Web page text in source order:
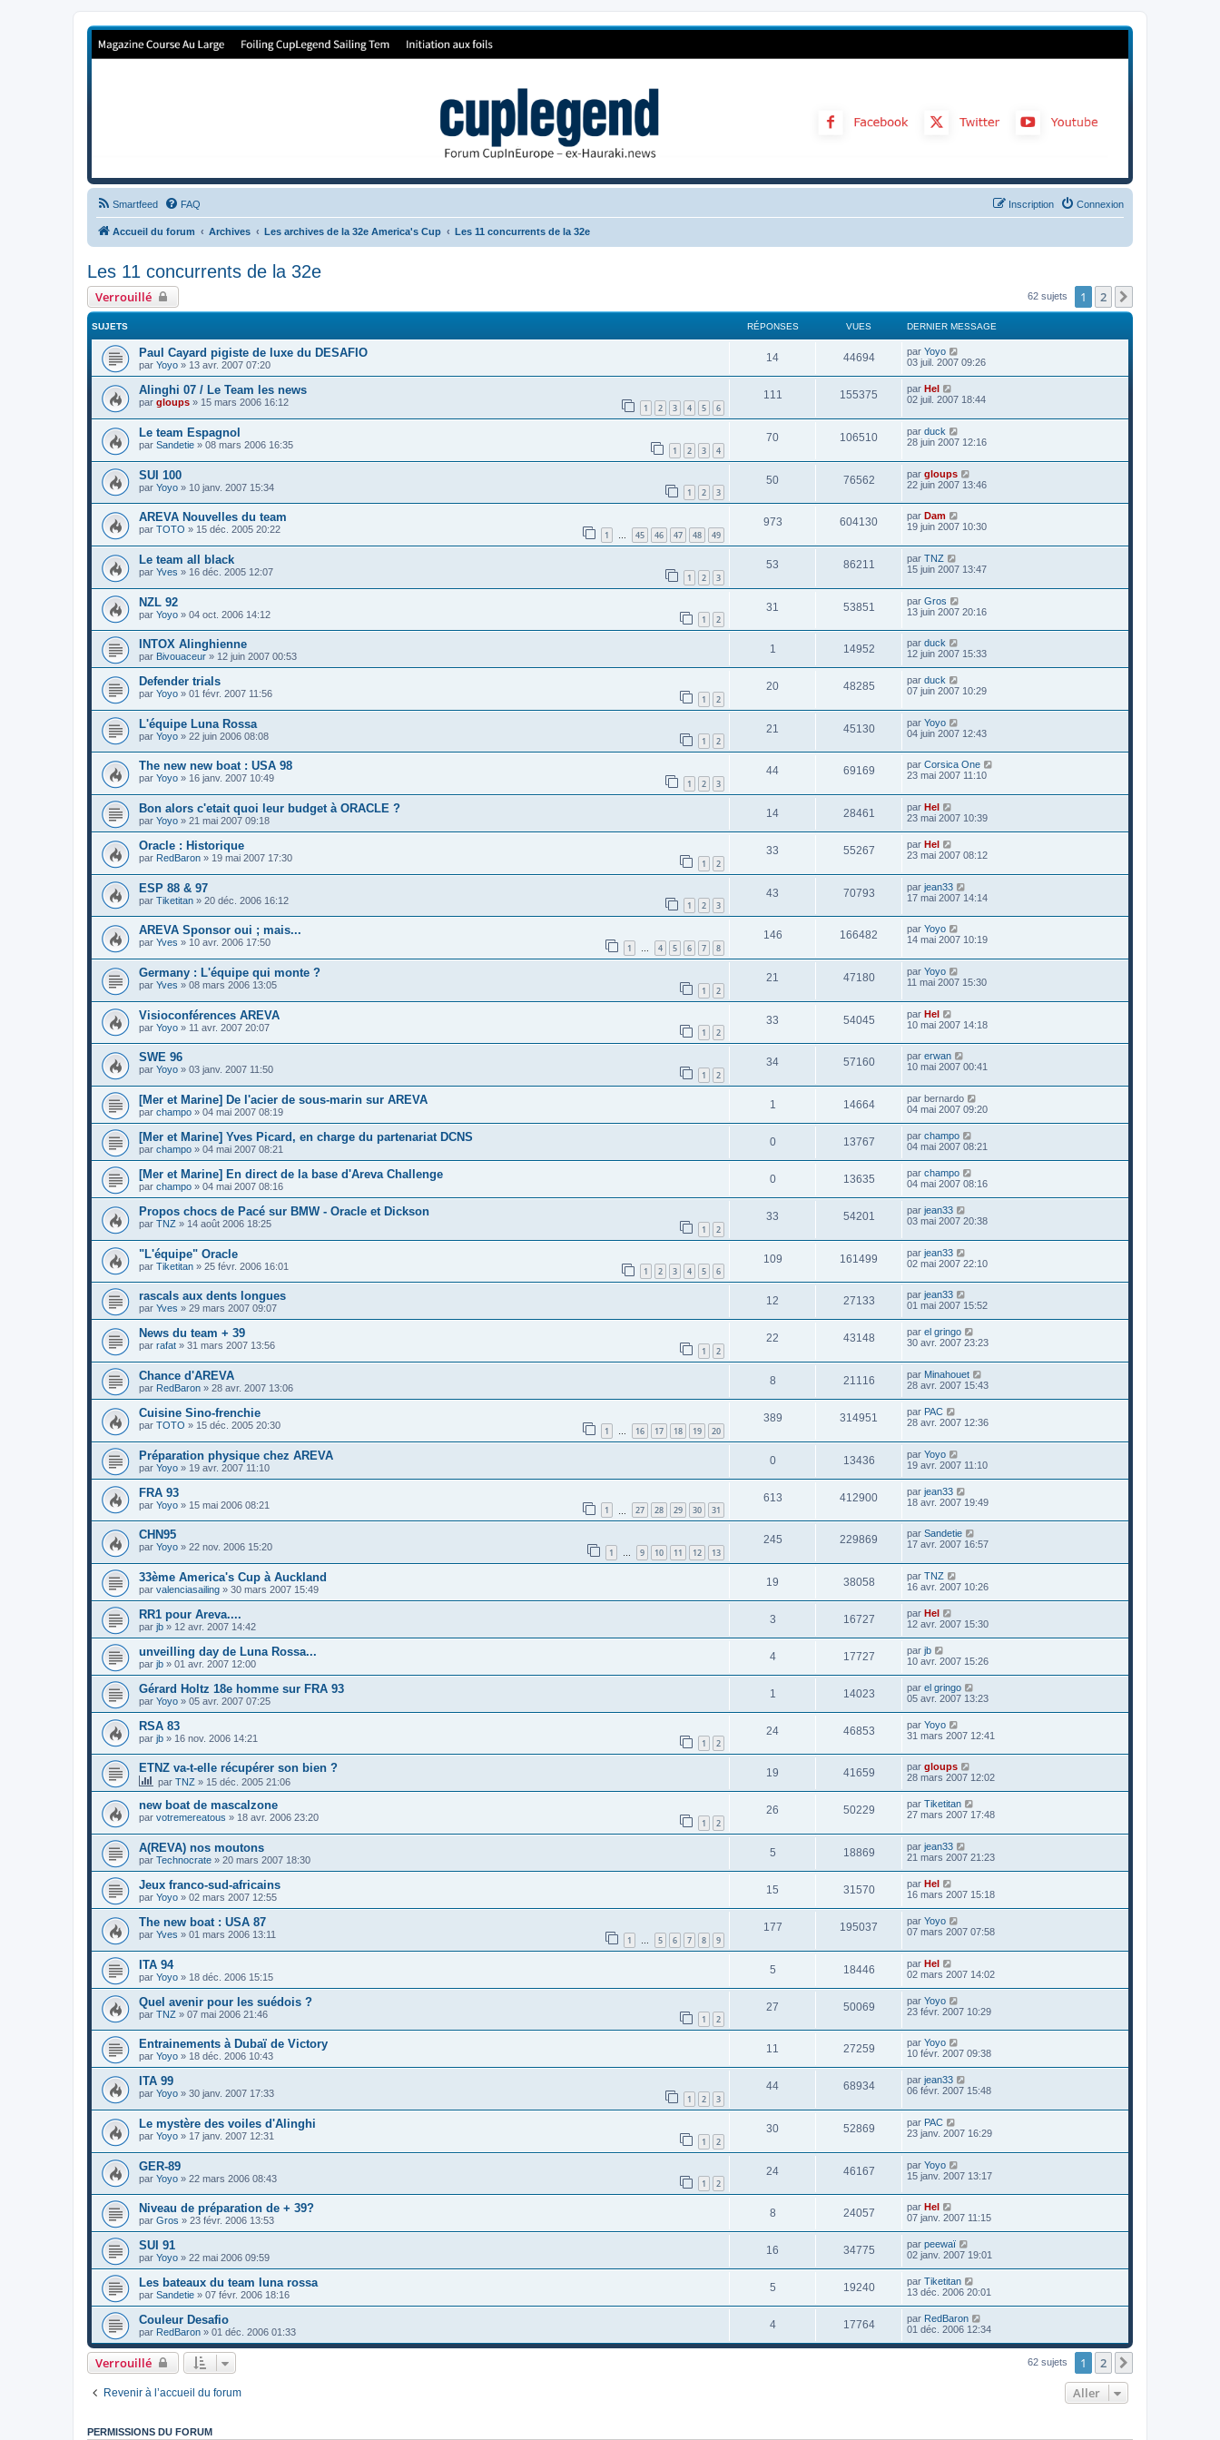
Forum de Cup In Europe
Smartfeed FAQ Connexion
Inscription
Accueil du forum Archives Les archives de la 32e America's Cup Les 11 concurrents de la 32e
Les 11 concurrents de la 32e
Verrouillé 62 sujets 1 2
SUJETS RÉPONSES VUES DERNIER MESSAGE
Paul Cayard pigiste de luxe du DESAFIO
par Yoyo » 13 avr. 2007 07:20
14 44694 par Yoyo
03 juil. 2007 09:26
Alinghi 07 / Le Team les news
par gloups » 15 mars 2006 16:12 1 2 3 4 5 6
111 155375 par Hel
02 juil. 2007 18:44
Le team Espagnol
par Sandetie » 08 mars 2006 16:35 1 2 3 4
70 106510 par duck
28 juin 2007 12:16
SUI 100
par Yoyo » 10 janv. 2007 15:34 1 2 3
50 76562 par gloups
22 juin 2007 13:46
AREVA Nouvelles du team
par TOTO » 15 déc. 2005 20:22 1 … 45 46 47 48 49
973 604130 par Dam
19 juin 2007 10:30
Le team all black
par Yves » 16 déc. 2005 12:07 1 2 3
53 86211 par TNZ
15 juin 2007 13:47
NZL 92
par Yoyo » 04 oct. 2006 14:12 1 2
31 53851 par Gros
13 juin 2007 20:16
INTOX Alinghienne
par Bivouaceur » 12 juin 2007 00:53
1 14952 par duck
12 juin 2007 15:33
Defender trials
par Yoyo » 01 févr. 2007 11:56 1 2
20 48285 par duck
07 juin 2007 10:29
L'équipe Luna Rossa
par Yoyo » 22 juin 2006 08:08 1 2
21 45130 par Yoyo
04 juin 2007 12:43
The new new boat : USA 98
par Yoyo » 16 janv. 2007 10:49 1 2 3
44 69169 par Corsica One
23 mai 2007 11:10
Bon alors c'etait quoi leur budget à ORACLE ?
par Yoyo » 21 mai 2007 09:18
14 28461 par Hel
23 mai 2007 10:39
Oracle : Historique
par RedBaron » 19 mai 2007 17:30 1 2
33 55267 par Hel
23 mai 2007 08:12
ESP 88 & 97
par Tiketitan » 20 déc. 2006 16:12 1 2 3
43 70793 par jean33
17 mai 2007 14:14
AREVA Sponsor oui ; mais...
par Yves » 10 avr. 2006 17:50 1 … 4 5 6 7 8
146 166482 par Yoyo
14 mai 2007 10:19
Germany : L'équipe qui monte ?
par Yves » 08 mars 2006 13:05 1 2
21 47180 par Yoyo
11 mai 2007 15:30
Visioconférences AREVA
par Yoyo » 11 avr. 2007 20:07 1 2
33 54045 par Hel
10 mai 2007 14:18
SWE 96
par Yoyo » 03 janv. 2007 11:50 1 2
34 57160 par erwan
10 mai 2007 00:41
[Mer et Marine] De l'acier de sous-marin sur AREVA
par champo » 04 mai 2007 08:19
1 14664 par bernardo
04 mai 2007 09:20
[Mer et Marine] Yves Picard, en charge du partenariat DCNS
par champo » 04 mai 2007 08:21
0 13767 par champo
04 mai 2007 08:21
[Mer et Marine] En direct de la base d'Areva Challenge
par champo » 04 mai 2007 08:16
0 13635 par champo
04 mai 2007 08:16
Propos chocs de Pacé sur BMW - Oracle et Dickson
par TNZ » 14 août 2006 18:25 1 2
33 54201 par jean33
03 mai 2007 20:38
"L'équipe" Oracle
par Tiketitan » 25 févr. 2006 16:01 1 2 3 4 5 6
109 161499 par jean33
02 mai 2007 22:10
rascals aux dents longues
par Yves » 29 mars 2007 09:07
12 27133 par jean33
01 mai 2007 15:52
News du team + 39
par rafat » 31 mars 2007 13:56 1 2
22 43148 par el gringo
30 avr. 2007 23:23
Chance d'AREVA
par RedBaron » 28 avr. 2007 13:06
8 21116 par Minahouet
28 avr. 2007 15:43
Cuisine Sino-frenchie
par TOTO » 15 déc. 2005 20:30 1 16 17 18 19 20
389 314951 par PAC
28 avr. 2007 12:36
Préparation physique chez AREVA
par Yoyo » 19 avr. 2007 11:10
0 13436 par Yoyo
19 avr. 2007 11:10
FRA 93
par Yoyo » 15 mai 2006 08:21 1 27 28 29 30 31
613 412900 par jean33
18 avr. 2007 19:49
CHN95
par Yoyo » 22 nov. 2006 15:20 1 … 9 10 11 12 13
245 229869 par Sandetie
17 avr. 2007 16:57
33ème America's Cup à Auckland
par valenciasailing » 30 mars 2007 15:49
19 38058 par TNZ
16 avr. 2007 10:26
RR1 pour Areva....
par jb » 12 avr. 2007 14:42
3 16727 par Hel
12 avr. 2007 15:30
unveilling day de Luna Rossa...
par jb » 01 avr. 2007 12:00
4 17727 par jb
10 avr. 2007 15:26
Gérard Holtz 18e homme sur FRA 93
par Yoyo » 05 avr. 2007 07:25
1 14023 par el gringo
05 avr. 2007 13:23
RSA 83
par jb » 16 nov. 2006 14:21 1 2
24 46853 par Yoyo
31 mars 2007 12:41
ETNZ va-t-elle récupérer son bien ?
par TNZ » 15 déc. 2005 21:06
19 41659 par gloups
28 mars 2007 12:02
new boat de mascalzone
par votremereatous » 18 avr. 2006 23:20 1 2
26 50229 par Tiketitan
27 mars 2007 17:48
A(REVA) nos moutons
par Technocrate » 20 mars 2007 18:30
5 18869 par jean33
21 mars 2007 21:23
Jeux franco-sud-africains
par Yoyo » 02 mars 2007 12:55
15 31570 par Hel
16 mars 2007 15:18
The new boat : USA 87
par Yves » 01 mars 2006 13:11 1 … 5 6 7 8 9
177 195037 par Yoyo
07 mars 2007 07:58
ITA 94
par Yoyo » 18 déc. 2006 15:15
5 18446 par Hel
02 mars 2007 14:02
Quel avenir pour les suédois ?
par TNZ » 07 mai 2006 21:46 1 2
27 50069 par Yoyo
23 févr. 2007 10:29
Entrainements à Dubaï de Victory
par Yoyo » 18 déc. 2006 10:43
11 27259 par Yoyo
10 févr. 2007 09:38
ITA 99
par Yoyo » 30 janv. 2007 17:33 1 2 3
44 68934 par jean33
06 févr. 2007 15:48
Le mystère des voiles d'Alinghi
par Yoyo » 17 janv. 2007 12:31 1 2
30 52869 par PAC
23 janv. 2007 16:29
GER-89
par Yoyo » 22 mars 2006 08:43 1 2
24 46167 par Yoyo
15 janv. 2007 13:17
Niveau de préparation de + 39?
par Gros » 23 févr. 2006 13:53
8 24057 par Hel
07 janv. 2007 11:15
SUI 91
par Yoyo » 22 mai 2006 09:59
16 34775 par peewaï
02 janv. 2007 19:01
Les bateaux du team luna rossa
par Sandetie » 07 févr. 2006 18:16
5 19240 par Tiketitan
13 déc. 2006 20:01
Couleur Desafio
par RedBaron » 01 déc. 2006 01:33
4 17764 par RedBaron
01 déc. 2006 12:34
Verrouillé 62 sujets 1 2
Revenir à l’accueil du forum Aller
PERMISSIONS DU FORUM